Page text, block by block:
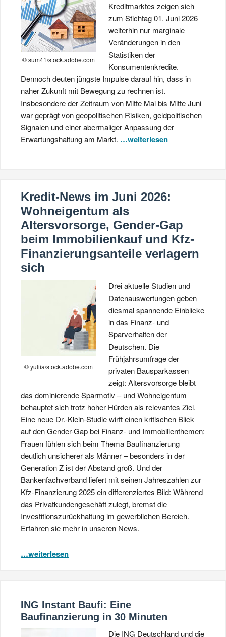
© sum41/stock.adobe.com
Kreditmarktes zeigen sich
zum Stichtag 01. Juni 2026
weiterhin nur marginale
Veränderungen in den
Statistiken der
Konsumentenkredite.
Dennoch deuten jüngste Impulse darauf hin, dass in
naher Zukunft mit Bewegung zu rechnen ist.
Insbesondere der Zeitraum von Mitte Mai bis Mitte Juni
war geprägt von geopolitischen Risiken, geldpolitischen
Signalen und einer abermaliger Anpassung der
Erwartungshaltung am Markt. …weiterlesen
Kredit-News im Juni 2026:
Wohneigentum als
Altersvorsorge, Gender-Gap
beim Immobilienkauf und Kfz-
Finanzierungsanteile verlagern
sich
© yuliia/stock.adobe.com
Drei aktuelle Studien und
Datenauswertungen geben
diesmal spannende Einblicke
in das Finanz- und
Sparverhalten der
Deutschen. Die
Frühjahrsumfrage der
privaten Bausparkassen
zeigt: Altersvorsorge bleibt
das dominierende Sparmotiv – und Wohneigentum
behauptet sich trotz hoher Hürden als relevantes Ziel.
Eine neue Dr.-Klein-Studie wirft einen kritischen Blick
auf den Gender-Gap bei Finanz- und Immobilienthemen:
Frauen fühlen sich beim Thema Baufinanzierung
deutlich unsicherer als Männer – besonders in der
Generation Z ist der Abstand groß. Und der
Bankenfachverband liefert mit seinen Jahreszahlen zur
Kfz-Finanzierung 2025 ein differenziertes Bild: Während
das Privatkundengeschäft zulegt, bremst die
Investitionszurückhaltung im gewerblichen Bereich.
Erfahren sie mehr in unseren News.
…weiterlesen
ING Instant Baufi: Eine
Baufinanzierung in 30 Minuten
Die ING Deutschland und die